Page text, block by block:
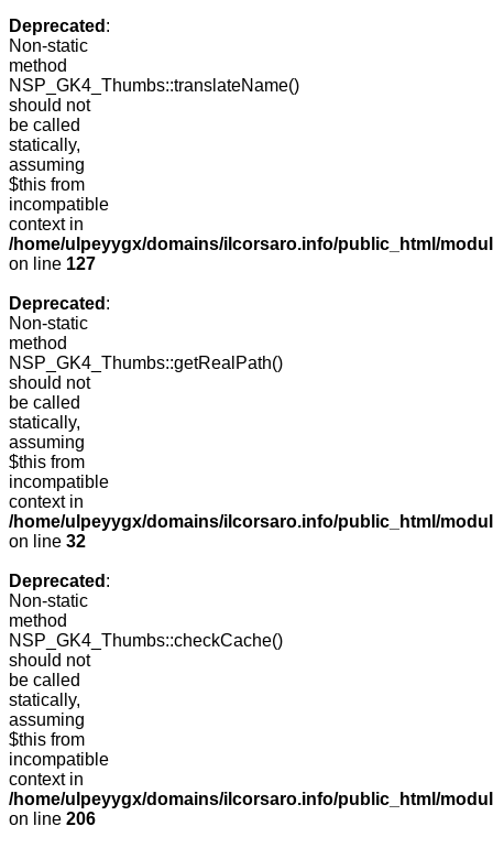
Deprecated :
Non-static
method
NSP_GK4_Thumbs::translateName()
should not
be called
statically,
assuming
$this from
incompatible
context in
/home/ulpeyygx/domains/ilcorsaro.info/public_html/
on line 127
Deprecated :
Non-static
method
NSP_GK4_Thumbs::getRealPath()
should not
be called
statically,
assuming
$this from
incompatible
context in
/home/ulpeyygx/domains/ilcorsaro.info/public_html/
on line 32
Deprecated :
Non-static
method
NSP_GK4_Thumbs::checkCache()
should not
be called
statically,
assuming
$this from
incompatible
context in
/home/ulpeyygx/domains/ilcorsaro.info/public_html/
on line 206